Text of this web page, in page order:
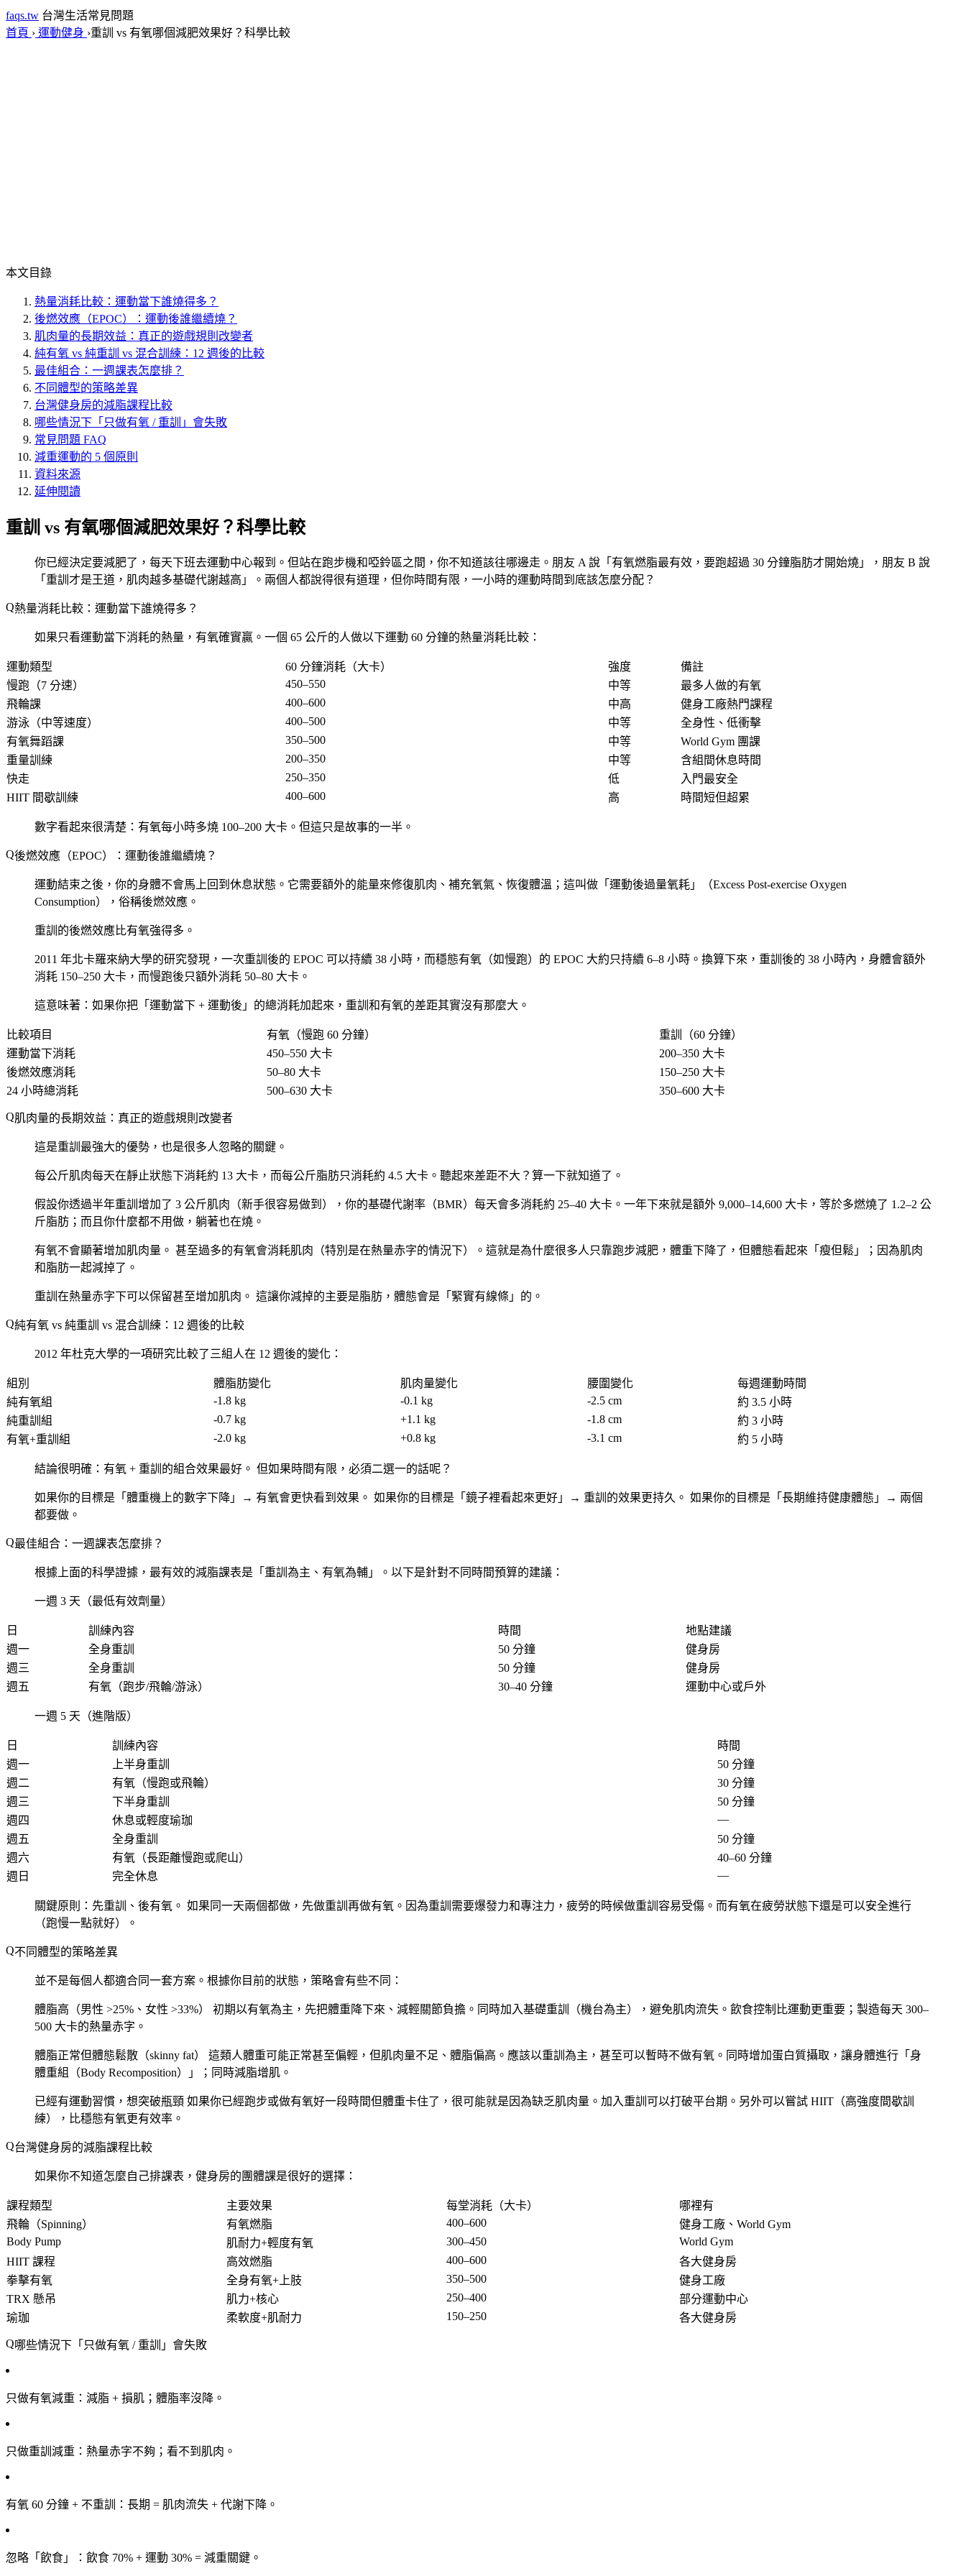
faqs.tw 台灣生活常見問題
首頁 › 運動健身 ›重訓 vs 有氧哪個減肥效果好？科學比較
本文目錄
熱量消耗比較：運動當下誰燒得多？
後燃效應（EPOC）：運動後誰繼續燒？
肌肉量的長期效益：真正的遊戲規則改變者
純有氧 vs 純重訓 vs 混合訓練：12 週後的比較
最佳組合：一週課表怎麼排？
不同體型的策略差異
台灣健身房的減脂課程比較
哪些情況下「只做有氧 / 重訓」會失敗
常見問題 FAQ
減重運動的 5 個原則
資料來源
延伸閱讀
重訓 vs 有氧哪個減肥效果好？科學比較
你已經決定要減肥了，每天下班去運動中心報到。但站在跑步機和啞鈴區之間，你不知道該往哪邊走。朋友 A 說「有氧燃脂最有效，要跑超過 30 分鐘脂肪才開始燒」，朋友 B 說
「重訓才是王道，肌肉越多基礎代謝越高」。兩個人都說得很有道理，但你時間有限，一小時的運動時間到底該怎麼分配？
熱量消耗比較：運動當下誰燒得多？
如果只看運動當下消耗的熱量，有氧確實贏。一個 65 公斤的人做以下運動 60 分鐘的熱量消耗比較：
運動類型 60 分鐘消耗（大卡） 強度
備註
慢跑（7 分速）
450–550 中等
最多人做的有氧
飛輪課
400–600 中高
健身工廠熱門課程
游泳（中等速度）
400–500 中等
全身性、低衝擊
有氧舞蹈課
350–500 中等
World Gym 團課
重量訓練
200–350 中等
含組間休息時間
快走
250–350 低
入門最安全
HIIT 間歇訓練
400–600 高 時間短但超累
數字看起來很清楚：有氧每小時多燒 100–200 大卡。但這只是故事的一半。
後燃效應（EPOC）：運動後誰繼續燒？
運動結束之後，你的身體不會馬上回到休息狀態。它需要額外的能量來修復肌肉、補充氧氣、恢復體溫；這叫做「運動後過量氧耗」（Excess Post-exercise Oxygen
Consumption），俗稱後燃效應。
重訓的後燃效應比有氧強得多。
2011 年北卡羅來納大學的研究發現，一次重訓後的 EPOC 可以持續 38 小時，而穩態有氧（如慢跑）的 EPOC 大約只持續 6–8 小時。換算下來，重訓後的 38 小時內，身體會額外
消耗 150–250 大卡，而慢跑後只額外消耗 50–80 大卡。
這意味著：如果你把「運動當下 + 運動後」的總消耗加起來，重訓和有氧的差距其實沒有那麼大。
比較項目 有氧（慢跑 60 分鐘）
重訓（60 分鐘）
運動當下消耗
450–550 大卡
200–350 大卡
後燃效應消耗
50–80 大卡
150–250 大卡
24 小時總消耗
500–630 大卡 350–600 大卡
肌肉量的長期效益：真正的遊戲規則改變者
這是重訓最強大的優勢，也是很多人忽略的關鍵。
每公斤肌肉每天在靜止狀態下消耗約 13 大卡，而每公斤脂肪只消耗約 4.5 大卡。聽起來差距不大？算一下就知道了。
假設你透過半年重訓增加了 3 公斤肌肉（新手很容易做到），你的基礎代謝率（BMR）每天會多消耗約 25–40 大卡。一年下來就是額外 9,000–14,600 大卡，等於多燃燒了 1.2–2 公
斤脂肪；而且你什麼都不用做，躺著也在燒。
有氧不會顯著增加肌肉量。 甚至過多的有氧會消耗肌肉（特別是在熱量赤字的情況下）。這就是為什麼很多人只靠跑步減肥，體重下降了，但體態看起來「瘦但鬆」；因為肌肉
和脂肪一起減掉了。
重訓在熱量赤字下可以保留甚至增加肌肉。 這讓你減掉的主要是脂肪，體態會是「緊實有線條」的。
純有氧 vs 純重訓 vs 混合訓練：12 週後的比較
2012 年杜克大學的一項研究比較了三組人在 12 週後的變化：
組別 體脂肪變化 肌肉量變化 腰圍變化
每週運動時間
純有氧組
-1.8 kg -0.1 kg -2.5 cm
約 3.5 小時
純重訓組
-0.7 kg +1.1 kg -1.8 cm
約 3 小時
有氧+重訓組
-2.0 kg +0.8 kg -3.1 cm 約 5 小時
結論很明確：有氧 + 重訓的組合效果最好。 但如果時間有限，必須二選一的話呢？
如果你的目標是「體重機上的數字下降」→ 有氧會更快看到效果。 如果你的目標是「鏡子裡看起來更好」→ 重訓的效果更持久。 如果你的目標是「長期維持健康體態」→ 兩個
都要做。
最佳組合：一週課表怎麼排？
根據上面的科學證據，最有效的減脂課表是「重訓為主、有氧為輔」。以下是針對不同時間預算的建議：
一週 3 天（最低有效劑量）
日 訓練內容 時間
地點建議
週一
全身重訓 50 分鐘
健身房
週三
全身重訓 50 分鐘
健身房
週五
有氧（跑步/飛輪/游泳） 30–40 分鐘 運動中心或戶外
一週 5 天（進階版）
日 訓練內容
時間
週一
上半身重訓
50 分鐘
週二
有氧（慢跑或飛輪）
30 分鐘
週三
下半身重訓
50 分鐘
週四
休息或輕度瑜珈
—
週五
全身重訓
50 分鐘
週六
有氧（長距離慢跑或爬山）
40–60 分鐘
週日
完全休息 —
關鍵原則：先重訓、後有氧。 如果同一天兩個都做，先做重訓再做有氧。因為重訓需要爆發力和專注力，疲勞的時候做重訓容易受傷。而有氧在疲勞狀態下還是可以安全進行
（跑慢一點就好）。
不同體型的策略差異
並不是每個人都適合同一套方案。根據你目前的狀態，策略會有些不同：
體脂高（男性 >25%、女性 >33%）
初期以有氧為主，先把體重降下來、減輕關節負擔。同時加入基礎重訓（機台為主），避免肌肉流失。飲食控制比運動更重要；製造每天 300–
500 大卡的熱量赤字。
體脂正常但體態鬆散（skinny fat）
這類人體重可能正常甚至偏輕，但肌肉量不足、體脂偏高。應該以重訓為主，甚至可以暫時不做有氧。同時增加蛋白質攝取，讓身體進行「身
體重組（Body Recomposition）」；同時減脂增肌。
已經有運動習慣，想突破瓶頸 如果你已經跑步或做有氧好一段時間但體重卡住了，很可能就是因為缺乏肌肉量。加入重訓可以打破平台期。另外可以嘗試 HIIT（高強度間歇訓
練），比穩態有氧更有效率。
台灣健身房的減脂課程比較
如果你不知道怎麼自己排課表，健身房的團體課是很好的選擇：
課程類型 主要效果 每堂消耗（大卡）
哪裡有
飛輪（Spinning）
有氧燃脂 400–600
健身工廠、World Gym
Body Pump
肌耐力+輕度有氧 300–450
World Gym
HIIT 課程
高效燃脂 400–600
各大健身房
拳擊有氧
全身有氧+上肢 350–500
健身工廠
TRX 懸吊
肌力+核心 250–400
部分運動中心
瑜珈
柔軟度+肌耐力 150–250 各大健身房
哪些情況下「只做有氧 / 重訓」會失敗
只做有氧減重 ：減脂 + 損肌；體脂率沒降。
只做重訓減重 ：熱量赤字不夠；看不到肌肉。
有氧 60 分鐘 + 不重訓 ：長期 = 肌肉流失 + 代謝下降。
忽略「飲食」 ：飲食 70% + 運動 30% = 減重關鍵。